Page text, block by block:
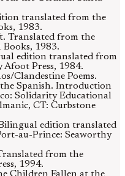
translated from the
1983.
Translated from the
1983.
edition translated from
Afoot Press, 1984.
Clandestine Poems.
Spanish. Introduction
Solidarity Educational
CT: Curbstone
edition translated
au-Prince: Seaworthy
from the
1994.